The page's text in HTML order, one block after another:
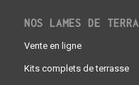
NOS LAMES DE
Vente en ligne
Kits complets de terrasse